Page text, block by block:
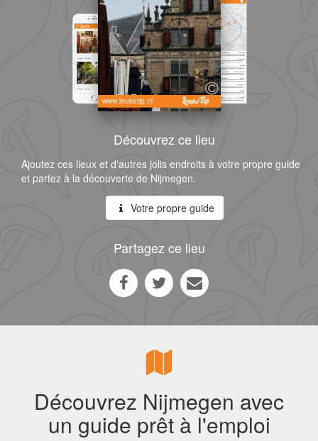
www.leuketip.nl
Découvrez ce lieu
Ajoutez ces lieux et d'autres jolis endroits à votre propre guide
et partez à la découverte de Nijmegen.
Votre propre guide
Partagez ce lieu
Découvrez Nijmegen avec
un guide prêt à l'emploi